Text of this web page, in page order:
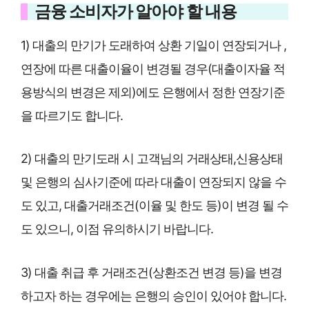
금융 소비자가 알아야 할 내용
1) 대출의 만기가 도래하여 상환 기일이 연장되거나 ,
연장에 따른 대출이율이 변경될 경우(대출이자율 적
용방식의 변경은 제외)에도 은행에서 정한 연장기준
을 따르기도 합니다.
2) 대출의 만기도래 시 고객님의 거래상태,신용상태
및 은행의 심사기준에 따라 대출이 연장되지 않을 수
도 있고, 대출거래조건(이율 및 한도 등)이 변경 될 수
도 있으니, 이점 유의하시기 바랍니다.
3) 대출 취급 후 거래조건(상환조건 변경 등)을 변경
하고자 하는 경우에는 은행의 승인이 있어야 합니다.